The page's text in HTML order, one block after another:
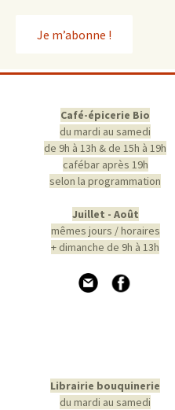
Café-épicerie Bio
du mardi au samedi
de 9h à 13h & de 15h à 19h
cafébar après 19h
selon la programmation
Juillet - Août
mêmes jours / horaires
+ dimanche de 9h à 13h
Librairie bouquinerie
du mardi au samedi